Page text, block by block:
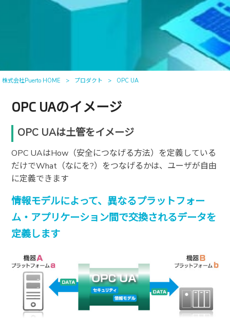
株式会社Puerto HOME > プロダクト > OPC UA
OPC UAのイメージ
OPC UAは土管をイメージ
OPC UAはHow（安全につなげる方法）を定義している
だけでWhat（なにを?）をつなげるかは、ユーザが自由
に定義できます
情報モデルによって、異なるプラットフォー
ム・アプリケーション間で交換されるデータを
定義します